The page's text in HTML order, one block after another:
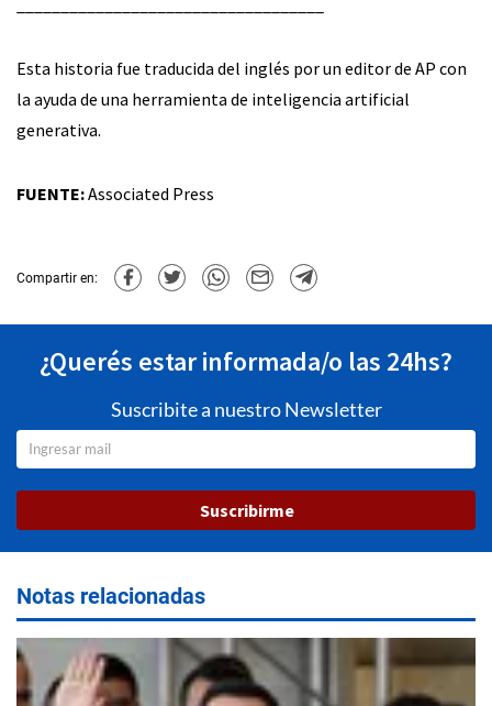
Esta historia fue traducida del inglés por un editor de AP con
la ayuda de una herramienta de inteligencia artificial
generativa.
FUENTE:Associated Press
Compartir en:
¿Querés estar informada/o las 24hs?
Suscribite a nuestro Newsletter
Suscribirme
Notas relacionadas